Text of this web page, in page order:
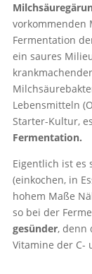
vorkommenden
Fermentation
ein saures
Lebensmitteln
Starter-Kultur,
Fermentation.
Eigentlich ist es
(einkochen, in
hohem Maße
so bei der
gesünder, denn
Vitamine der C-